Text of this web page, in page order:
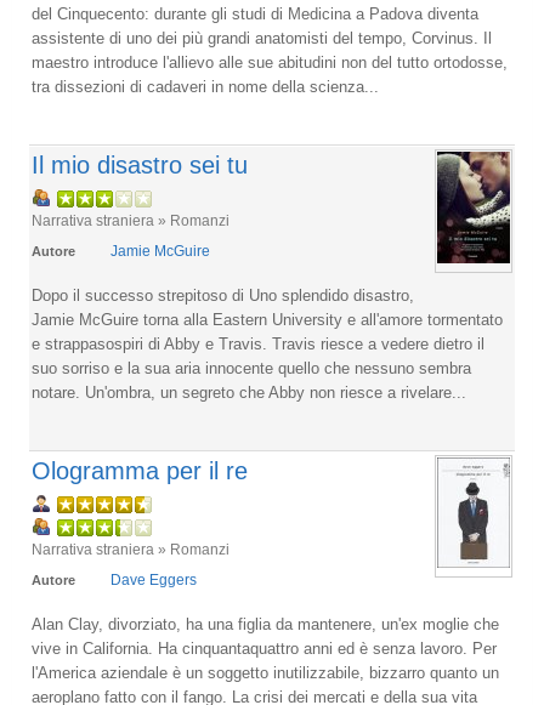
del Cinquecento: durante gli studi di Medicina a Padova diventa
assistente di uno dei più grandi anatomisti del tempo, Corvinus. Il
maestro introduce l'allievo alle sue abitudini non del tutto ortodosse,
tra dissezioni di cadaveri in nome della scienza...
Il mio disastro sei tu
Narrativa straniera » Romanzi
Autore Jamie McGuire
Dopo il successo strepitoso di Uno splendido disastro,
Jamie McGuire torna alla Eastern University e all'amore tormentato
e strappasospiri di Abby e Travis. Travis riesce a vedere dietro il
suo sorriso e la sua aria innocente quello che nessuno sembra
notare. Un'ombra, un segreto che Abby non riesce a rivelare...
Ologramma per il re
Narrativa straniera » Romanzi
Autore Dave Eggers
Alan Clay, divorziato, ha una figlia da mantenere, un'ex moglie che
vive in California. Ha cinquantaquattro anni ed è senza lavoro. Per
l'America aziendale è un soggetto inutilizzabile, bizzarro quanto un
aeroplano fatto con il fango. La crisi dei mercati e della sua vita